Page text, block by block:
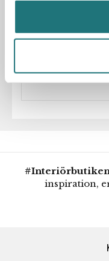
string® alltid byggas
Designer
inspiration,